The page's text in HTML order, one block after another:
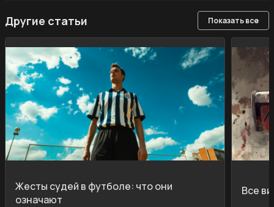
Другие статьи Показать все
Жесты судей в футболе: что они
означают
Все